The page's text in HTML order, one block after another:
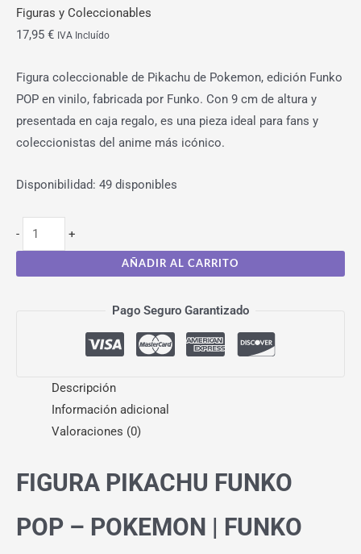
Figuras y Coleccionables
17,95 € IVA Incluído
Figura coleccionable de Pikachu de Pokemon, edición Funko
POP en vinilo, fabricada por Funko. Con 9 cm de altura y
presentada en caja regalo, es una pieza ideal para fans y
coleccionistas del anime más icónico.
Disponibilidad: 49 disponibles
- +
AÑADIR AL CARRITO
Pago Seguro Garantizado
Descripción
Información adicional
Valoraciones (0)
FIGURA PIKACHU FUNKO
POP – POKEMON | FUNKO